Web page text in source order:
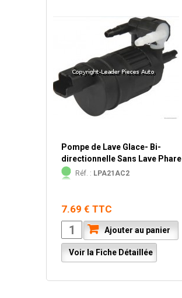
Pompe de Lave Glace- Bi-
directionnelle Sans Lave Phare
Réf. : LPA21AC2
7.69 € TTC
Ajouter au panier
Voir la Fiche Détaillée